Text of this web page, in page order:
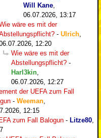
Will Kane
06.07.2026, 13:17
wäre es mit der
- Ulrich
12:20
Wie wäre es mit der
Abstellungspflicht? -
Harl3kin
06.07.2026, 12:27
der UEFA zum Fall
- Weeman
12:15
zum Fall Balogun - Litze80